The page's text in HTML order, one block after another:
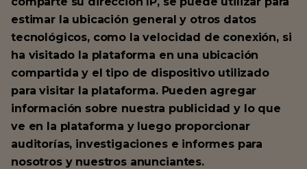
estimar la ubicación general y otros datos
tecnológicos, como la velocidad de conexión, si
ha visitado la plataforma en una ubicación
compartida y el tipo de dispositivo utilizado
para visitar la plataforma. Pueden agregar
información sobre nuestra publicidad y lo que
ve en la plataforma y luego proporcionar
auditorías, investigaciones e informes para
nosotros y nuestros anunciantes.